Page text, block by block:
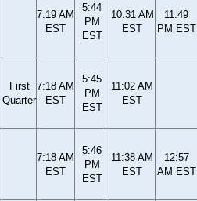
7:19 AM
EST
5:44
PM
EST
10:31 AM
EST
11:49
PM EST
First
Quarter
7:18 AM
EST
5:45
PM
EST
11:02 AM
EST
7:18 AM
EST
5:46
PM
EST
11:38 AM
EST
12:57
AM EST